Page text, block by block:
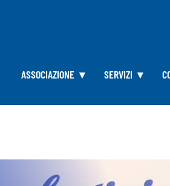
ASSOCIAZIONE SERVIZI